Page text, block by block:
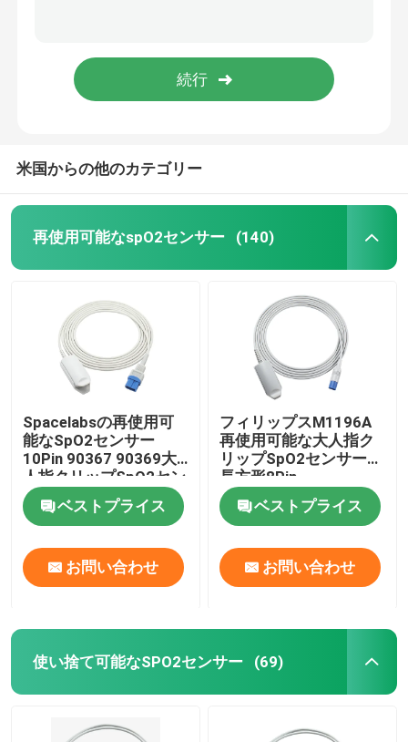
ECGの部品
米国からの他のカテゴリー
再使用可能なspO2センサー (140)
Spacelabsの再使用可
能なSpO2センサー
10Pin 90367 90369大
人指クリップSpO2セン
サー
ベストプライス
お問い合わせ
フィリップスM1196A
再使用可能な大人指ク
リップSpO2センサーの
長方形8Pin
ベストプライス
お問い合わせ
使い捨て可能なSPO2センサー (69)